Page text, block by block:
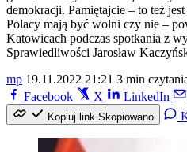
demokracji. Pamiętajcie – to też
Polacy mają być wolni czy nie –
Katowicach podczas spotkania z
Sprawiedliwości Jarosław
mp 19.11.2022 21:21 3 min
Facebook
X LinkedIn
Kopiuj link Skopiowano